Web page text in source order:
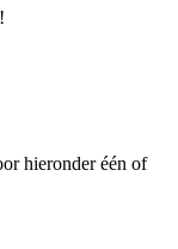
hieronder één of